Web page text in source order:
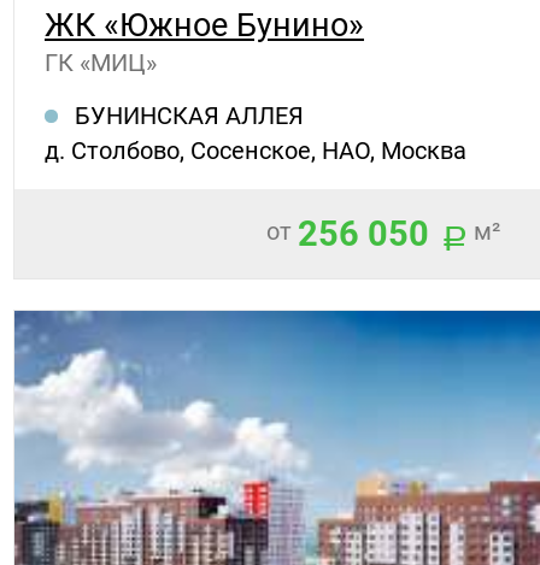
ЖК «Южное Бунино»
ГК «МИЦ»
БУНИНСКАЯ АЛЛЕЯ
д. Столбово, Сосенское, НАО, Москва
от 256 050 м²